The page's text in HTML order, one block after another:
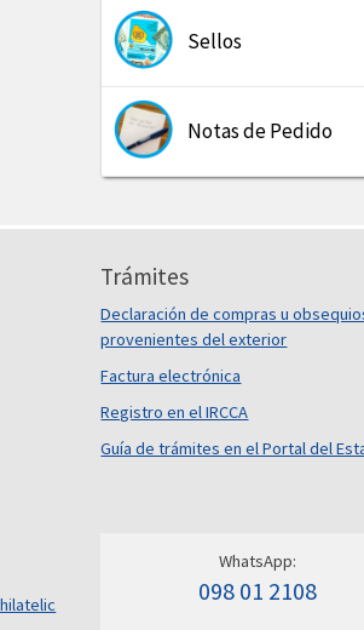
Sellos
Notas de Pedido
Trámites
Declaración de compras u
provenientes del exterior
Factura electrónica
Registro en el IRCCA
Guía de trámites en el Portal del
WhatsApp:
098 01 2108